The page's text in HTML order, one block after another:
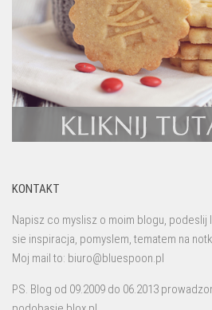
KONTAKT
Napisz co myslisz o moim blogu,
sie inspiracja, pomyslem, tematem na
Moj mail to: biuro@bluespoon.pl
PS. Blog od 09.2009 do 06.2013